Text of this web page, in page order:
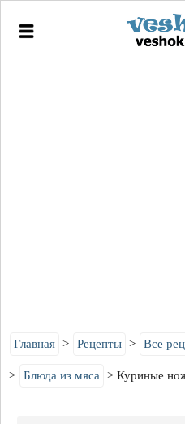
Главная Рецепты Все
Блюда из мяса Куриные